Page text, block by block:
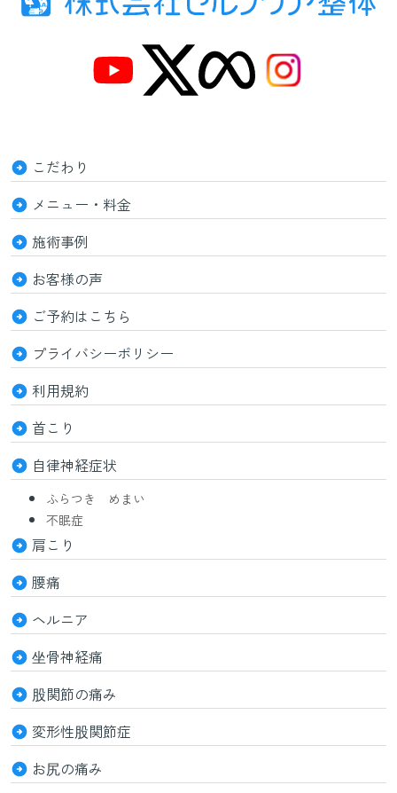
こだわり
メニュー・料金
施術事例
お客様の声
ご予約はこちら
プライバシーポリシー
利用規約
首こり
自律神経症状
ふらつき めまい
不眠症
肩こり
腰痛
ヘルニア
坐骨神経痛
股関節の痛み
変形性股関節症
お尻の痛み